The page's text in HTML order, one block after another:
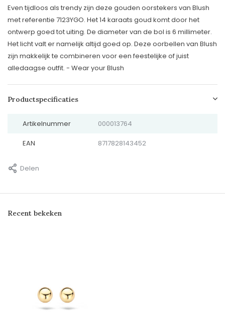
Even tijdloos als trendy zijn deze gouden oorstekers van Blush
met referentie 7123YGO. Het 14 karaats goud komt door het
ontwerp goed tot uiting. De diameter van de bol is 6 millimeter.
Het licht valt er namelijk altijd goed op. Deze oorbellen van Blush
zijn makkelijk te combineren voor een feestelijke of juist
alledaagse outfit. - Wear your Blush
Productspecificaties
Artikelnummer 000013764
EAN 8717828143452
Delen
Recent bekeken